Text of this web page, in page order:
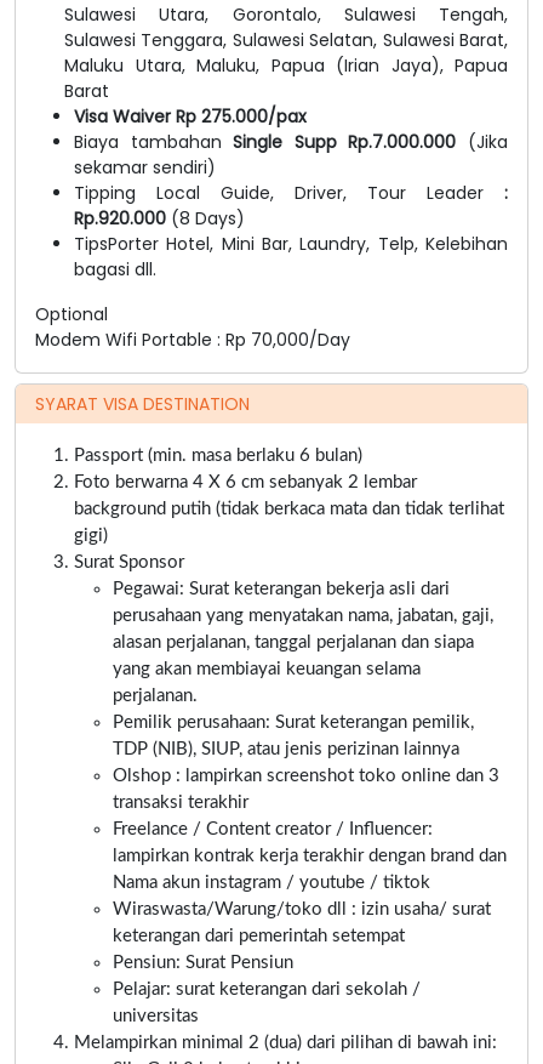
Sulawesi Utara, Gorontalo, Sulawesi Tengah,
Sulawesi Tenggara, Sulawesi Selatan, Sulawesi Barat,
Maluku Utara, Maluku, Papua (Irian Jaya), Papua
Barat
Visa Waiver Rp 275.000/pax
Biaya tambahanSingle Supp Rp.7.000.000 (Jika
sekamar sendiri)
Tipping Local Guide, Driver, Tour Leader :
Rp.920.000 (8 Days)
TipsPorter Hotel, Mini Bar, Laundry, Telp, Kelebihan
bagasi dll.
Optional
Modem Wifi Portable : Rp 70,000/Day
SYARAT VISA DESTINATION
Passport (min. masa berlaku 6 bulan)
Foto berwarna 4 X 6 cm sebanyak 2 lembar
background putih (tidak berkaca mata dan tidak terlihat
gigi)
Surat Sponsor
Pegawai: Surat keterangan bekerja asli dari
perusahaan yang menyatakan nama, jabatan, gaji,
alasan perjalanan, tanggal perjalanan dan siapa
yang akan membiayai keuangan selama
perjalanan.
Pemilik perusahaan: Surat keterangan pemilik,
TDP (NIB), SIUP, atau jenis perizinan lainnya
Olshop : lampirkan screenshot toko online dan 3
transaksi terakhir
Freelance / Content creator / Influencer:
lampirkan kontrak kerja terakhir dengan brand dan
Nama akun instagram / youtube / tiktok
Wiraswasta/Warung/toko dll : izin usaha/ surat
keterangan dari pemerintah setempat
Pensiun: Surat Pensiun
Pelajar: surat keterangan dari sekolah /
universitas
Melampirkan minimal 2 (dua) dari pilihan di bawah ini: